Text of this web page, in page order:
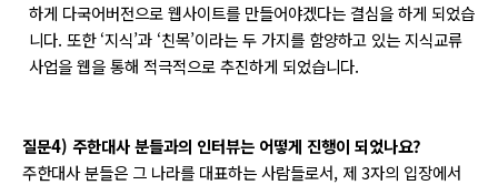
하게 다국어버전으로 웹사이트를 만들어야겠다는 결심을 하게 되었습
니다. 또한 ‘지식’과 ‘친목’이라는 두 가지를 함양하고 있는 지식교류
사업을 웹을 통해 적극적으로 추진하게 되었습니다.
질문4) 주한대사 분들과의 인터뷰는 어떻게 진행이 되었나요?
주한대사 분들은 그 나라를 대표하는 사람들로서, 제 3자의 입장에서